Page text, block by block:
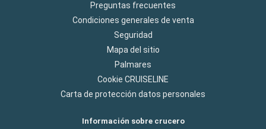
Preguntas frecuentes
Condiciones generales de venta
Seguridad
Mapa del sitio
Palmares
Cookie CRUISELINE
Carta de protección datos personales
Información sobre crucero